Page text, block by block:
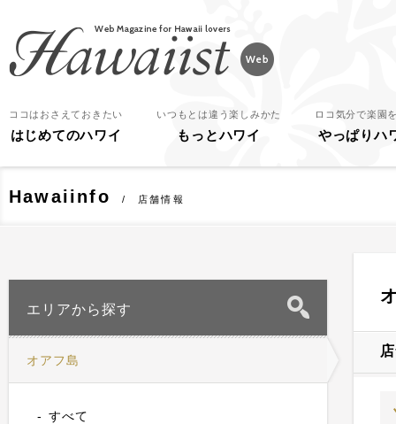
ココはおさえておきたい
はじめてのハワイ
いつもとは違う楽しみかた
もっとハワイ
ロコ気分で楽園
やっぱりハ
Hawaiinfo 店舗情報
エリアから探す
オアフ島
すべて